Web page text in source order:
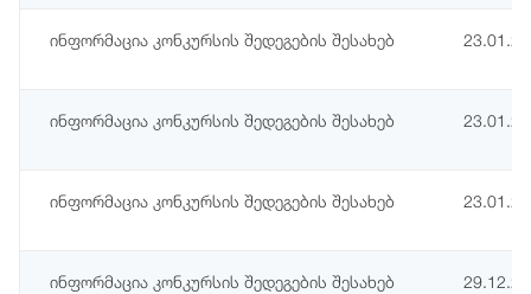
ინფორმაცია კონკურსის შედეგების შესახებ
ინფორმაცია კონკურსის შედეგების შესახებ
ინფორმაცია კონკურსის შედეგების შესახებ
ინფორმაცია კონკურსის შედეგების შესახებ